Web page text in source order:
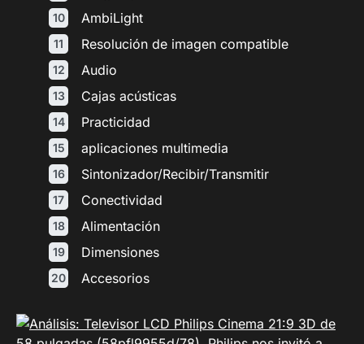
AmbiLight
Resolución de imagen compatible
Audio
Cajas acústicas
Practicidad
aplicaciones multimedia
Sintonizador/Recibir/Transmitir
Conectividad
Alimentación
Dimensiones
Accesorios